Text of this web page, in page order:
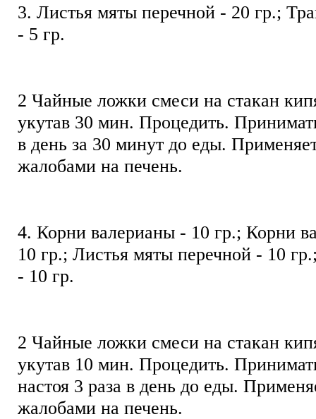
3. Листья мяты перечной - 20 гр.;
- 5 гр.
2 Чайные ложки смеси на стакан
укутав 30 мин. Процедить.
в день за 30 минут до еды.
жалобами на печень.
4. Корни валерианы - 10 гр.; Корни
10 гр.; Листья мяты перечной - 10
- 10 гр.
2 Чайные ложки смеси на стакан
укутав 10 мин. Процедить.
настоя 3 раза в день до еды.
жалобами на печень.